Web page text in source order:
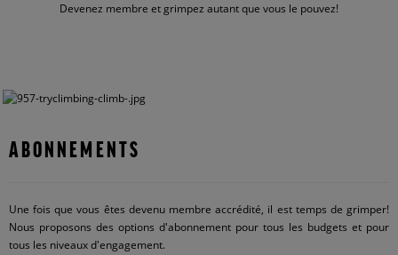
Devenez membre et grimpez autant que vous le pouvez!
ABONNEMENTS
Une fois que vous êtes devenu membre accrédité, il est temps de grimper!
Nous proposons des options d'abonnement pour tous les budgets et pour
tous les niveaux d'engagement.